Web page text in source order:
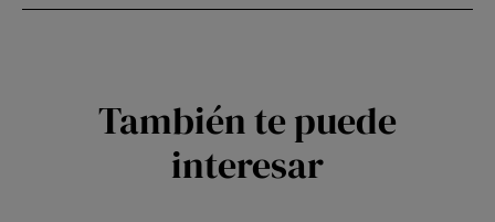
También te puede
interesar